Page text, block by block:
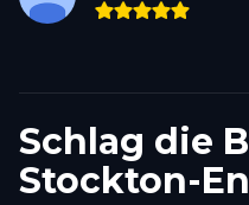
Schlag die
Stockton-